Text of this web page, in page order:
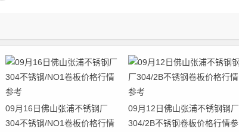
09月16日佛山张浦不锈钢厂
304不锈钢/NO1卷板价格行情
09月12日佛山张浦不锈钢钢厂
304/2B不锈钢卷板价格行情参